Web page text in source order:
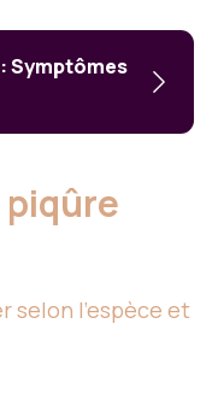
Symptômes
selon l’espèce et